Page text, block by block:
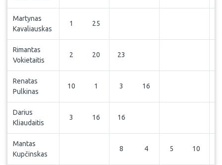
Martynas
Kavaliauskas
1 25
Rimantas
Vokietaitis
2 20 23
Renatas
Pulkinas
10 1 3 16
Darius
Kliaudaitis
3 16 16
Mantas
Kupčinskas
8 4 5 10